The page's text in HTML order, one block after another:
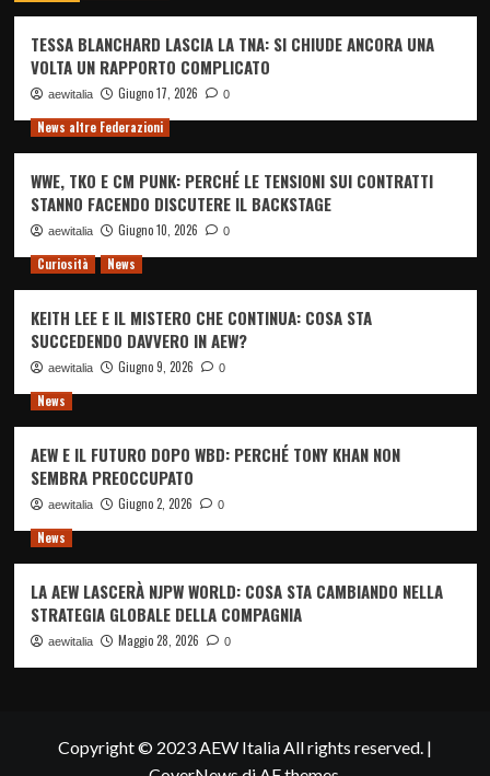
TESSA BLANCHARD LASCIA LA TNA: SI CHIUDE ANCORA UNA
VOLTA UN RAPPORTO COMPLICATO
aewitalia Giugno 17, 2026 0
News altre Federazioni
WWE, TKO E CM PUNK: PERCHÉ LE TENSIONI SUI CONTRATTI
STANNO FACENDO DISCUTERE IL BACKSTAGE
aewitalia Giugno 10, 2026 0
Curiosità News
KEITH LEE E IL MISTERO CHE CONTINUA: COSA STA
SUCCEDENDO DAVVERO IN AEW?
aewitalia Giugno 9, 2026 0
News
AEW E IL FUTURO DOPO WBD: PERCHÉ TONY KHAN NON
SEMBRA PREOCCUPATO
aewitalia Giugno 2, 2026 0
News
LA AEW LASCERÀ NJPW WORLD: COSA STA CAMBIANDO NELLA
STRATEGIA GLOBALE DELLA COMPAGNIA
aewitalia Maggio 28, 2026 0
Copyright © 2023 AEW Italia All rights reserved. |